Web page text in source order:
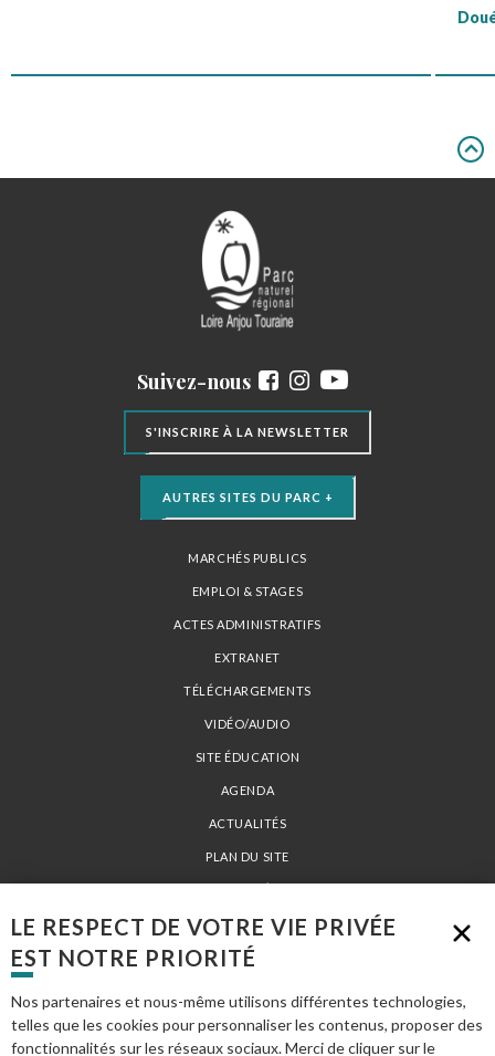
MARCHÉS PUBLICS
EMPLOI & STAGES
ACTES ADMINISTRATIFS
EXTRANET
TÉLÉCHARGEMENTS
VIDÉO/AUDIO
SITE ÉDUCATION
AGENDA
ACTUALITÉS
PLAN DU SITE
Suivez-nous
S'INSCRIRE À LA NEWSLETTER
AUTRES SITES DU PARC +
PARC NATUREL RÉGIONAL LOIRE-ANJOU-TOURAINE - 15 AVENUE DE LA
LOIRE 49730 MONTSOREAU - TÉL. 02 41 53 66 00 -
INFO@PARC-LOIRE-
ANJOU-TOURAINE.FR
LE RESPECT DE VOTRE VIE PRIVÉE
EST NOTRE PRIORITÉ
Nos partenaires et nous-même utilisons différentes technologies,
telles que les cookies pour personnaliser les contenus, proposer des
fonctionnalités sur les réseaux sociaux. Merci de cliquer sur le